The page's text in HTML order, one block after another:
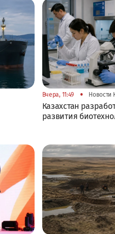
Вчера, 11:49 • Новости
Казахстан
развития